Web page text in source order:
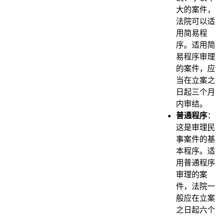
大的案件，
法院可以适
用简易程
序。适用简
易程序审理
的案件，应
当在立案之
日起三个月
内审结。
普通程序：
这是审理民
事案件的基
本程序。适
用普通程序
审理的案
件，法院一
般应在立案
之日起六个